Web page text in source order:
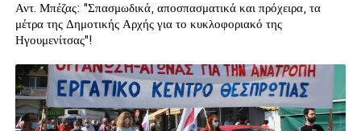
Αντ. Μπέζας: "Σπασμωδικά, αποσπασματικά και πρόχειρα, τα
μέτρα της Δημοτικής Αρχής για το κυκλοφοριακό της
Ηγουμενίτσας"!